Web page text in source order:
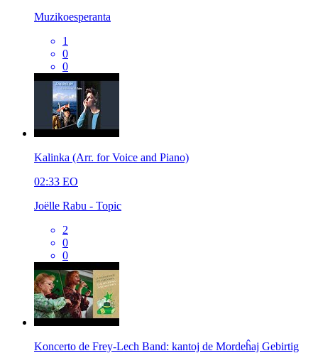
Muzikoesperanta
1
0
0
Kalinka (Arr. for Voice and Piano)
02:33 EO
Joëlle Rabu - Topic
2
0
0
Koncerto de Frey-Lech Band: kantoj de Mordeĥaj Gebirtig